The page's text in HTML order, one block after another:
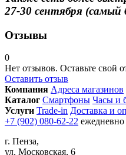
27-30 сентября
Отзывы
0
Нет отзывов. Оставьте свой
Оставить отзыв
Компания Адреса магазинов
Каталог Смартфоны Часы и
Услуги Trade-in Доставка и
+7 (902) 080-62-22 ежедневно
г. Пенза,
ул. Московская, 6